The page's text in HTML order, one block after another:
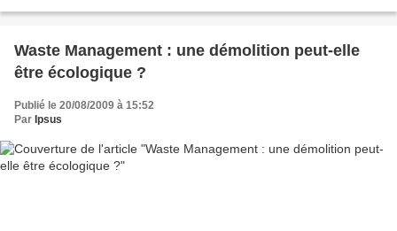
Waste Management : une démolition peut-elle
être écologique ?
Publié le 20/08/2009 à 15:52
Par Ipsus